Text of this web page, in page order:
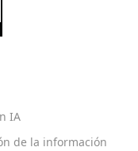
IA
de la información